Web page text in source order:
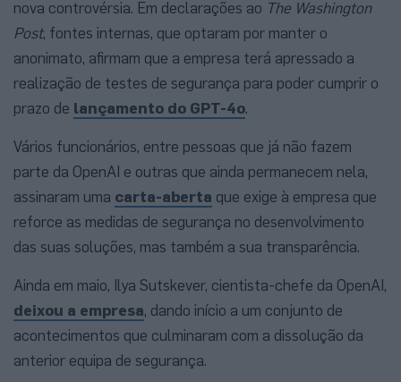
nova controvérsia. Em declarações ao The Washington
Post, fontes internas, que optaram por manter o
anonimato, afirmam que a empresa terá apressado a
realização de testes de segurança para poder cumprir o
prazo de lançamento do GPT-4o.
Vários funcionários, entre pessoas que já não fazem
parte da OpenAI e outras que ainda permanecem nela,
assinaram uma carta-aberta que exige à empresa que
reforce as medidas de segurança no desenvolvimento
das suas soluções, mas também a sua transparência.
Ainda em maio, Ilya Sutskever, cientista-chefe da OpenAI,
deixou a empresa, dando início a um conjunto de
acontecimentos que culminaram com a dissolução da
anterior equipa de segurança.